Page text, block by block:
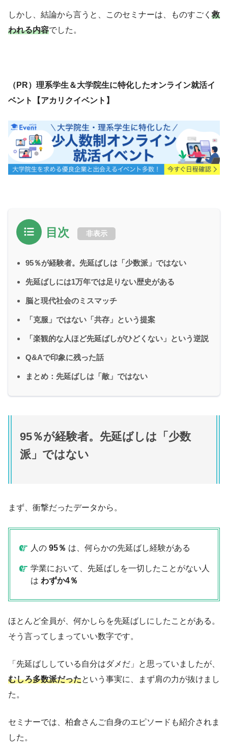
しかし、結論から言うと、このセミナーは、ものすごく救
われる内容でした。
（PR）理系学生＆大学院生に特化したオンライン就活イ
ベント【アカリクイベント】
目次 非表示
95％が経験者。先延ばしは「少数派」ではない
先延ばしには1万年では足りない歴史がある
脳と現代社会のミスマッチ
「克服」ではない「共存」という提案
「楽観的な人ほど先延ばしがひどくない」という逆説
Q&Aで印象に残った話
まとめ：先延ばしは「敵」ではない
95％が経験者。先延ばしは「少数
派」ではない
まず、衝撃だったデータから。
人の 95％ は、何らかの先延ばし経験がある
学業において、先延ばしを一切したことがない人
は わずか4％
ほとんど全員が、何かしらを先延ばしにしたことがある。
そう言ってしまっていい数字です。
「先延ばししている自分はダメだ」と思っていましたが、
むしろ多数派だったという事実に、まず肩の力が抜けまし
た。
セミナーでは、柏倉さんご自身のエピソードも紹介されま
した。